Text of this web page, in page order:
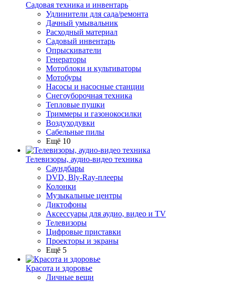
Садовая техника и инвентарь
Удлинители для сада/ремонта
Дачный умывальник
Расходный материал
Садовый инвентарь
Опрыскиватели
Генераторы
Мотоблоки и культиваторы
Мотобуры
Насосы и насосные станции
Снегоуборочная техника
Тепловые пушки
Триммеры и газонокосилки
Воздуходувки
Сабельные пилы
Ещё 10
Телевизоры, аудио-видео техника
Саундбары
DVD, Bly-Ray-плееры
Колонки
Музыкальные центры
Диктофоны
Аксессуары для аудио, видео и TV
Телевизоры
Цифровые приставки
Проекторы и экраны
Ещё 5
Красота и здоровье
Личные вещи